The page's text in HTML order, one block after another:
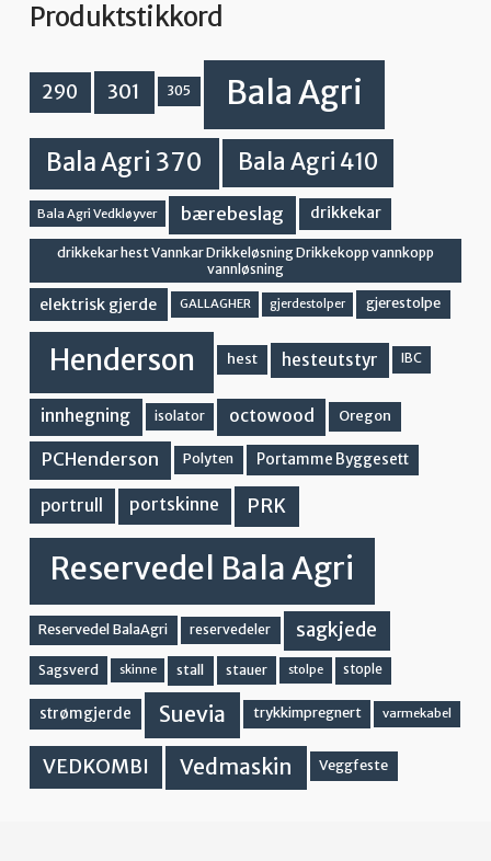
Produktstikkord
290 301 305 Bala Agri
Bala Agri 370 Bala Agri 410
Bala Agri Vedkløyver bærebeslag drikkekar
drikkekar hest Vannkar Drikkeløsning Drikkekopp vannkopp
vannløsning
elektrisk gjerde GALLAGHER gjerdestolper gjerestolpe
Henderson hest hesteutstyr IBC
innhegning isolator octowood Oregon
PCHenderson Polyten Portamme Byggesett
portrull portskinne PRK
Reservedel Bala Agri
Reservedel BalaAgri reservedeler sagkjede
Sagsverd skinne stall stauer stolpe stople
strømgjerde Suevia trykkimpregnert varmekabel
VEDKOMBI Vedmaskin Veggfeste